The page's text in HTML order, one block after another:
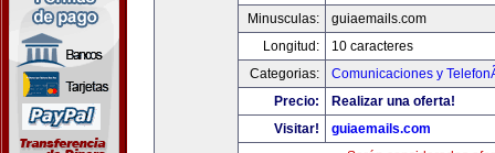
Minusculas:
guiaemails.com
Longitud:
10 caracteres
Categorias:
Comunicaciones y
Precio:
Realizar una oferta!
Visitar!
guiaemails.com